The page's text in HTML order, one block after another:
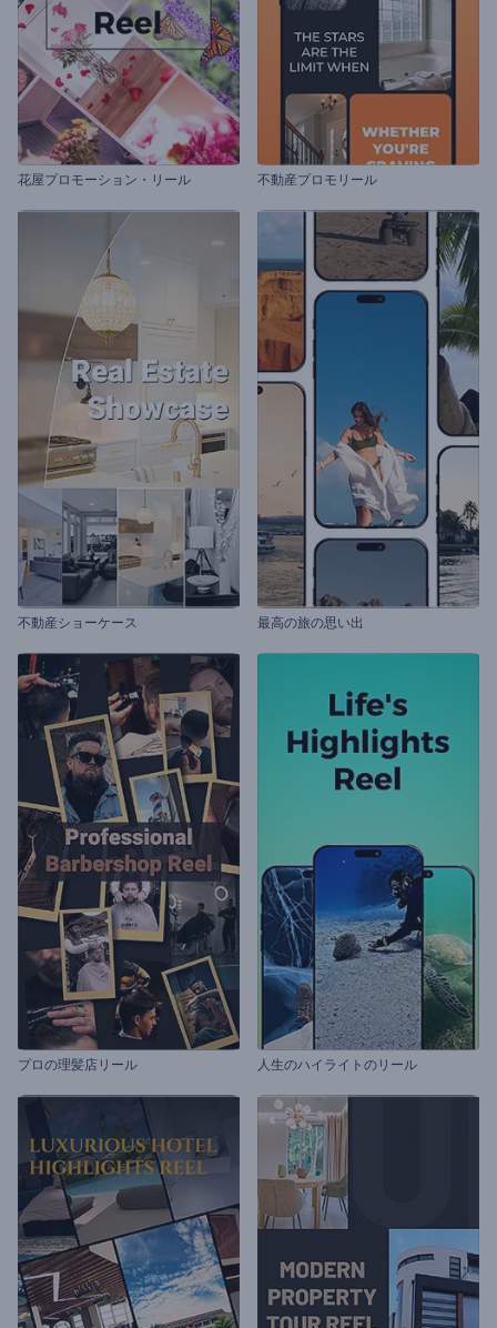
花屋プロモーション・リール 不動産プロモリール
不動産ショーケース 最高の旅の思い出
プロの理髪店リール 人生のハイライトのリール